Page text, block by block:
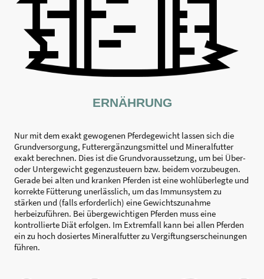
ERNÄHRUNG
Nur mit dem exakt gewogenen Pferdegewicht lassen sich die
Grundversorgung, Futterergänzungsmittel und Mineralfutter
exakt berechnen. Dies ist die Grundvoraussetzung, um bei Über-
oder Untergewicht gegenzusteuern bzw. beidem vorzubeugen.
Gerade bei alten und kranken Pferden ist eine wohlüberlegte und
korrekte Fütterung unerlässlich, um das Immunsystem zu
stärken und (falls erforderlich) eine Gewichtszunahme
herbeizuführen. Bei übergewichtigen Pferden muss eine
kontrollierte Diät erfolgen. Im Extremfall kann bei allen Pferden
ein zu hoch dosiertes Mineralfutter zu Vergiftungserscheinungen
führen.